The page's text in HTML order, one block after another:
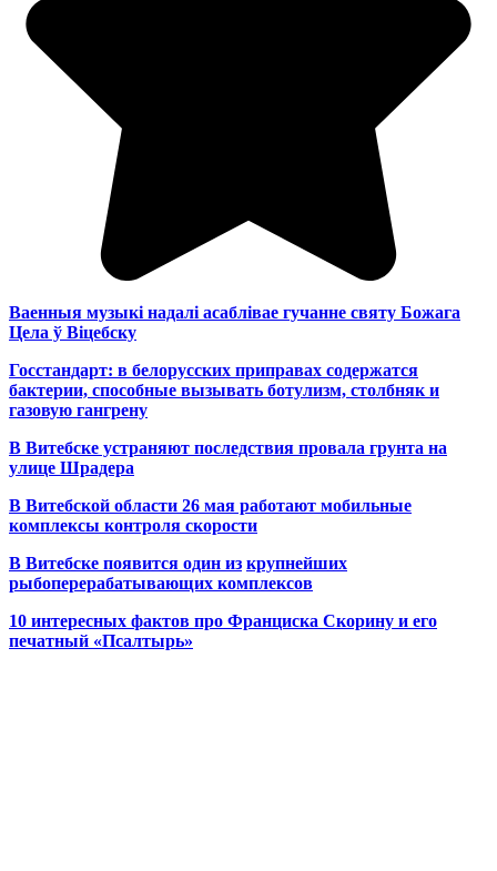
Ваенныя музыкі надалі асаблівае гучанне святу Божага
Цела ў Віцебску
Госстандарт: в белорусских приправах содержатся
бактерии, способные вызывать ботулизм, столбняк и
газовую гангрену
В Витебске устраняют последствия провала грунта на
улице Шрадера
В Витебской области 26 мая работают мобильные
комплексы контроля скорости
В Витебске появится один из крупнейших
рыбоперерабатывающих комплексов
10 интересных фактов про Франциска Скорину и его
печатный «Псалтырь»